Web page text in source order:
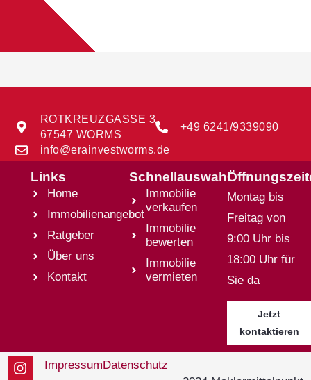
ROTKREUZGASSE 3
67547 WORMS
+49 6241/9339090
info@erainvestworms.de
Links
Home
Immobilienangebot
Ratgeber
Über uns
Kontakt
Schnellauswahl
Immobilie
verkaufen
Immobilie
bewerten
Immobilie
vermieten
Montag bis
Freitag von
9:00 Uhr bis
18:00 Uhr für
Sie da
Jetzt
kontaktieren
Impressum Datenschutz